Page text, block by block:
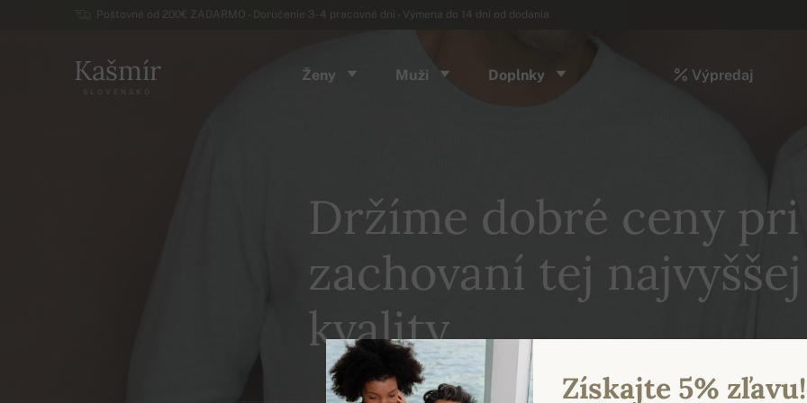
Poštovné od 200€ ZADARMO - Doručenie 3-4 pracovné dni - Výmena do 14 dní od dodania
Kašmír
SLOVENSKO
Ženy Muži Doplnky Výpredaj
Držíme dobré ceny pri
zachovaní tej najvyššej
kvality.
Získajte 5% zľavu!